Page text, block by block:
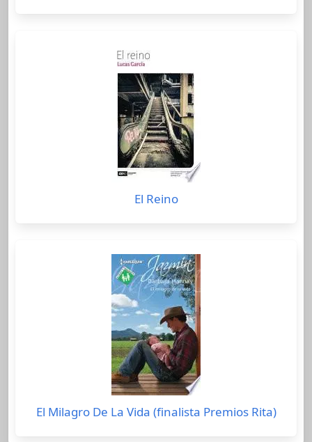
El Reino
El Milagro De La Vida (finalista Premios Rita)